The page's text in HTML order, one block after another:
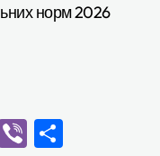
норм 2026
Viber